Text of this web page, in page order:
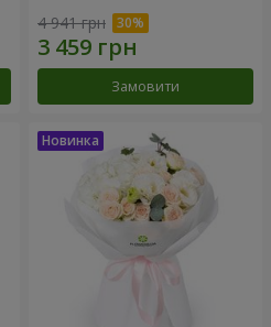
4 941 грн
Замовити